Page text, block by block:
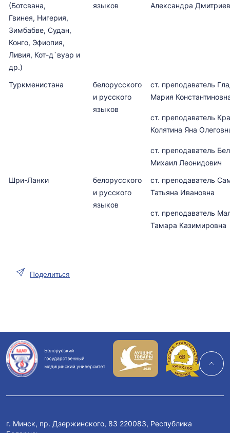
(Ботсвана,
Гвинея, Нигерия,
Зимбабве, Судан,
Конго, Эфиопия,
Ливия, Кот-д`вуар и
др.)
языков
Александра
Туркменистана
белорусского
и русского
языков
ст. преподаватель
Мария
ст. преподаватель
Колятина Яна
ст. преподаватель
Михаил Леонидович
Шри-Ланки
белорусского
и русского
языков
ст. преподаватель
Татьяна Ивановна
ст. преподаватель
Тамара Казимировна
Поделиться
г. Минск, пр. Дзержинского, 83 220083, Республика